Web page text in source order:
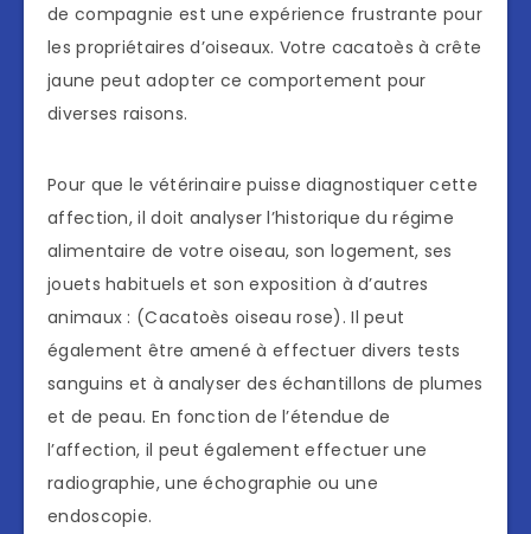
de compagnie est une expérience frustrante pour
les propriétaires d’oiseaux. Votre cacatoès à crête
jaune peut adopter ce comportement pour
diverses raisons.
Pour que le vétérinaire puisse diagnostiquer cette
affection, il doit analyser l’historique du régime
alimentaire de votre oiseau, son logement, ses
jouets habituels et son exposition à d’autres
animaux : (Cacatoès oiseau rose). Il peut
également être amené à effectuer divers tests
sanguins et à analyser des échantillons de plumes
et de peau. En fonction de l’étendue de
l’affection, il peut également effectuer une
radiographie, une échographie ou une
endoscopie.